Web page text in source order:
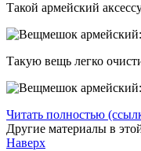
Такой армейский
Такую вещь легко
Читать полностью
Другие материалы в
Наверх